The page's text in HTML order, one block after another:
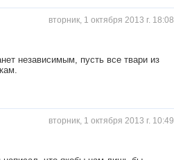
вторник, 1 октября 2013 г. 18:08
независимым, пусть все твари из
вторник, 1 октября 2013 г. 10:49